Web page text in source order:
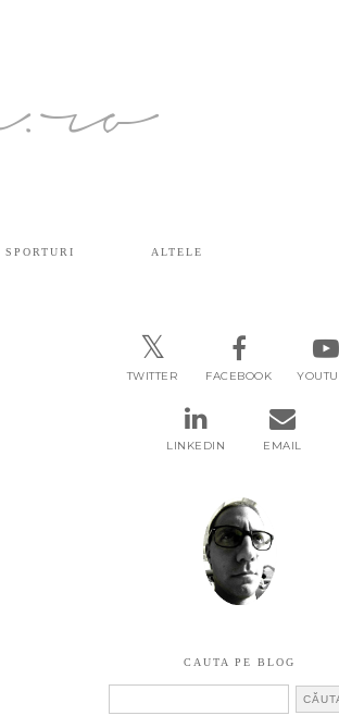
SPORTURI ALTELE
TWITTER FACEBOOK
LINKEDIN EMAIL
CAUTA PE BLOG